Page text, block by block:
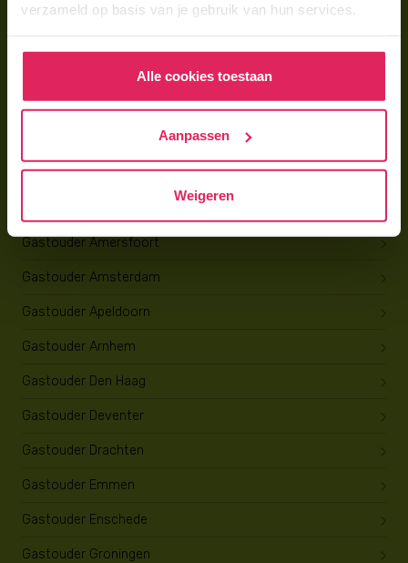
verzameld op basis van je gebruik van hun services.
Alle cookies toestaan
Aanpassen
Weigeren
Gastouder worden
Gastouder worden
Wat verdient een gastouder?
Opleiding tot gastouder
Gastouder zoeken
Gastouder Amersfoort
Gastouder Amsterdam
Gastouder Apeldoorn
Gastouder Arnhem
Gastouder Den Haag
Gastouder Deventer
Gastouder Drachten
Gastouder Emmen
Gastouder Enschede
Gastouder Groningen